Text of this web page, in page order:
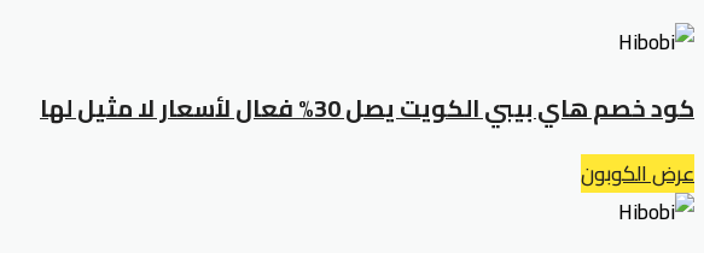
كود خصم هاي بيبي الكويت يصل 30% فعال لأسعار لا مثيل لها
عرض الكوبون